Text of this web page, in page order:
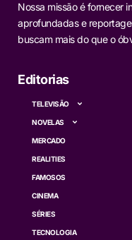
Nossa missão é fornecer
aprofundadas e
buscam mais do que o
Editorias
TELEVISÃO
NOVELAS
MERCADO
REALITIES
FAMOSOS
CINEMA
SÉRIES
TECNOLOGIA